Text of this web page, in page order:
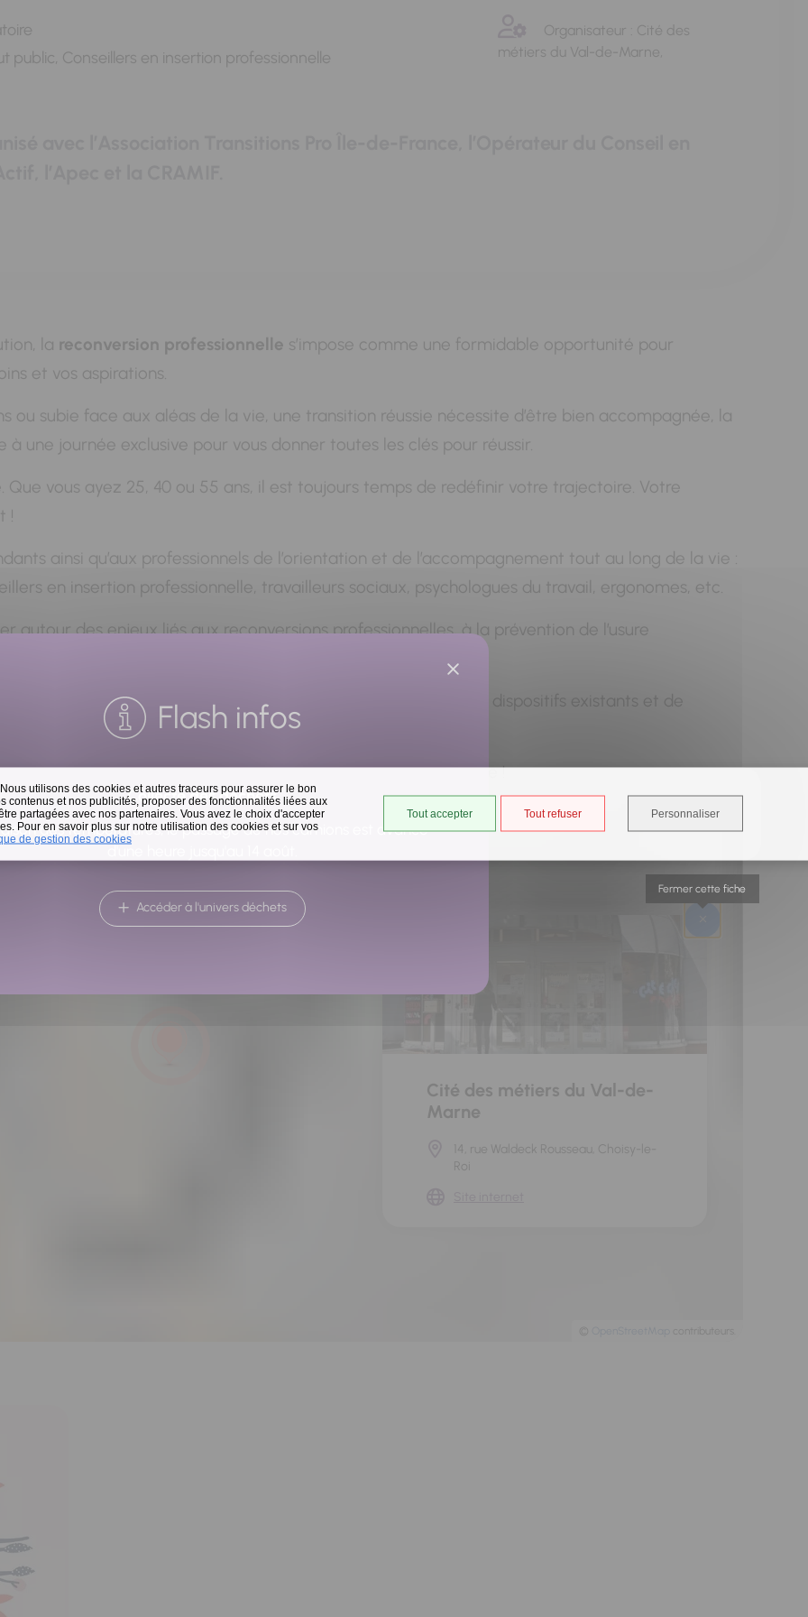
utilisons des cookies et autres traceurs pour assurer le bon
et nos publicités, proposer des fonctionnalités liées aux
partagées avec nos partenaires. Vous avez le choix d'accepter
Pour en savoir plus sur notre utilisation des cookies et sur vos
de gestion des cookies
Tout accepter Tout refuser Personnaliser
Flash infos
Collecte des déchets
des températures, le passage de nos camions est avancé
d'une heure jusqu'au 14 août.
Accéder à l'univers déchets
public, Conseillers en insertion professionnelle
Organisateur : Cité des
métiers du Val-de-Marne,
la reconversion professionnelle s’impose comme une formidable opportunité pour
et vos aspirations.
ou subie face aux aléas de la vie, une transition réussie nécessite d’être bien accompagnée, la
une journée exclusive pour vous donner toutes les clés pour réussir.
Que vous ayez 25, 40 ou 55 ans, il est toujours temps de redéfinir votre trajectoire. Votre
!
ainsi qu’aux professionnels de l’orientation et de l’accompagnement tout au long de la vie :
en insertion professionnelle, travailleurs sociaux, psychologues du travail, ergonomes, etc.
autour des enjeux liés aux reconversions professionnelles, à la prévention de l’usure
d’identifier les leviers de la reconversion, de découvrir les dispositifs existants et de
inscription, attention, c'est un évènement à place limitée !
Cité des métiers du Val-de-
Marne
14, rue Waldeck Rousseau, Choisy-le-
Roi
Fermer cette fiche